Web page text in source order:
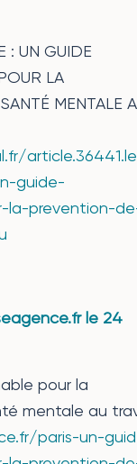
: UN GUIDE
LA
MENTALE
guide-
la-prevention-
le 24
pour la
mentale au
paris-un-